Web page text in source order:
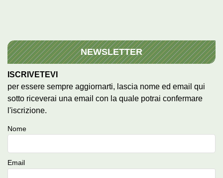
NEWSLETTER
ISCRIVETEVI
per essere sempre aggiornarti, lascia nome ed email qui
sotto riceverai una email con la quale potrai confermare
l'iscrizione.
Nome
Email